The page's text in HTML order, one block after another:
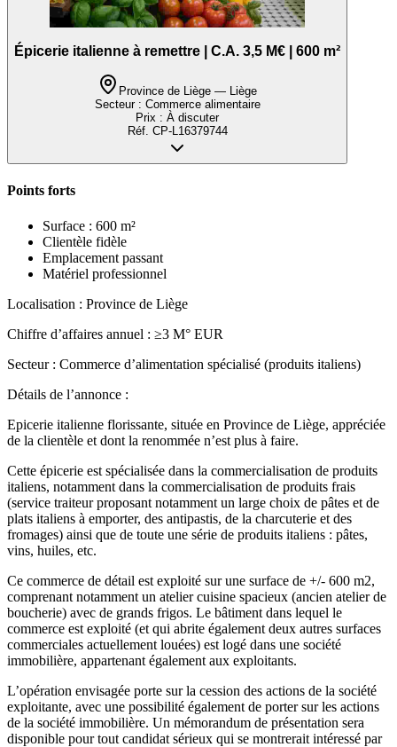
Épicerie italienne à remettre | C.A. 3,5 M€ | 600 m²
Province de Liège — Liège
Secteur : Commerce alimentaire
Prix : À discuter
Réf. CP-L16379744
Points forts
Surface : 600 m²
Clientèle fidèle
Emplacement passant
Matériel professionnel
Localisation : Province de Liège
Chiffre d’affaires annuel : ≥3 M° EUR
Secteur : Commerce d’alimentation spécialisé (produits italiens)
Détails de l’annonce :
Epicerie italienne florissante, située en Province de Liège, appréciée
de la clientèle et dont la renommée n’est plus à faire.
Cette épicerie est spécialisée dans la commercialisation de produits
italiens, notamment dans la commercialisation de produits frais
(service traiteur proposant notamment un large choix de pâtes et de
plats italiens à emporter, des antipastis, de la charcuterie et des
fromages) ainsi que de toute une série de produits italiens : pâtes,
vins, huiles, etc.
Ce commerce de détail est exploité sur une surface de +/- 600 m2,
comprenant notamment un atelier cuisine spacieux (ancien atelier de
boucherie) avec de grands frigos. Le bâtiment dans lequel le
commerce est exploité (et qui abrite également deux autres surfaces
commerciales actuellement louées) est logé dans une société
immobilière, appartenant également aux exploitants.
L’opération envisagée porte sur la cession des actions de la société
exploitante, avec une possibilité également de porter sur les actions
de la société immobilière. Un mémorandum de présentation sera
disponible pour tout candidat sérieux qui se montrerait intéressé par